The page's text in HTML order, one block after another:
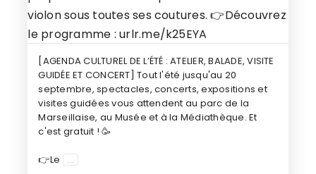
[AGENDA CULTUREL DE L’ÉTÉ : ATELIER, BALADE, VISITE
GUIDÉE ET CONCERT] Tout l'été jusqu'au 20
septembre, spectacles, concerts, expositions et
visites guidées vous attendent au parc de la
Marseillaise, au Musée et à la Médiathèque. Et
c'est gratuit ! 🥳
👉Le
...